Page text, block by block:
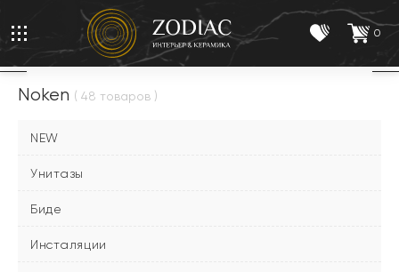
0
Noken ( 48 товаров )
NEW
Унитазы
Биде
Инсталяции